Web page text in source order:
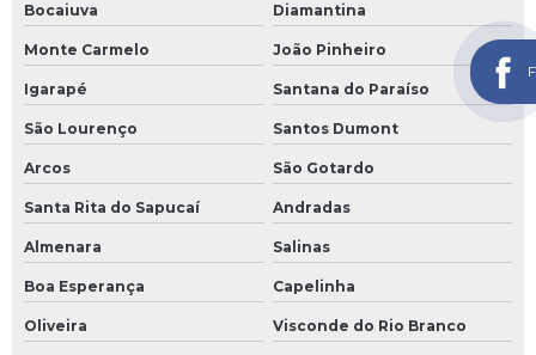
Bocaiuva Diamantina
Monte Carmelo João Pinheiro
Igarapé Santana do Paraíso
São Lourenço Santos Dumont
Arcos São Gotardo
Santa Rita do Sapucaí Andradas
Almenara Salinas
Boa Esperança Capelinha
Oliveira Visconde do Rio Branco